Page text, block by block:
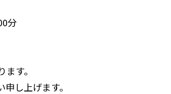
分
す。
し上げます。